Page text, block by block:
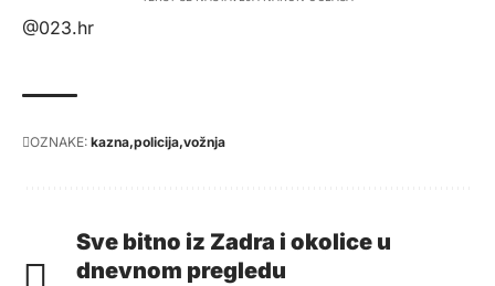
@023.hr
OZNAKE: kazna policija vožnja
Sve bitno iz Zadra i okolice u
dnevnom pregledu